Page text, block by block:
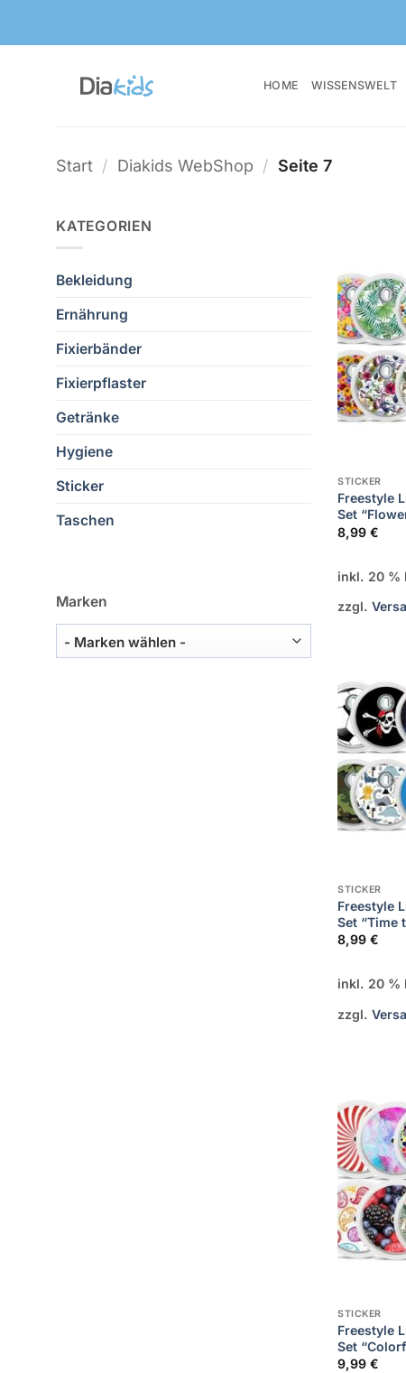
HOME WISSENSWELT
Start / Diakids WebShop / Seite 7
KATEGORIEN
Bekleidung
Ernährung
Fixierbänder
Fixierpflaster
Getränke
Hygiene
Sticker
Taschen
Marken
STICKER
Freestyle
Set
8,99€
inkl. 20 %
zzgl.
STICKER
Freestyle
Set “Time
8,99€
inkl. 20 %
zzgl.
STICKER
Freestyle
Set
9,99€